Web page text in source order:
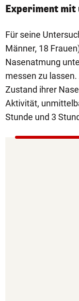
Experiment mit
Für seine
Männer, 18
Nasenatmung
messen zu
Zustand ihrer
Aktivität,
Stunde und 3